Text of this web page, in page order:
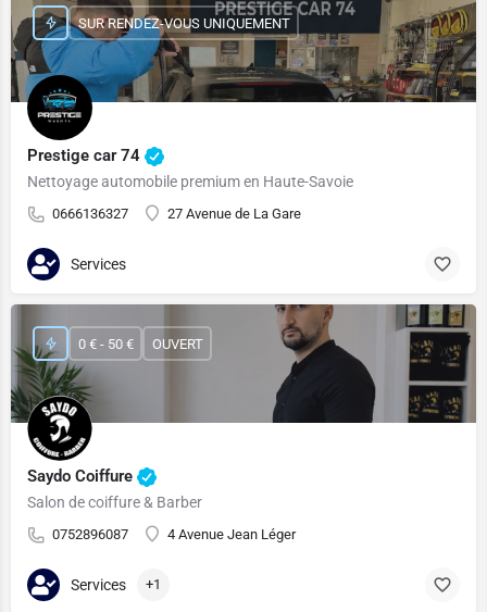
Prestige car 74
Nettoyage automobile premium en Haute-Savoie
0666136327 27 Avenue de La Gare
SUR RENDEZ-VOUS UNIQUEMENT
Services
Saydo Coiffure
Salon de coiffure & Barber
0752896087 4 Avenue Jean Léger
0 € - 50 € OUVERT
Services +1